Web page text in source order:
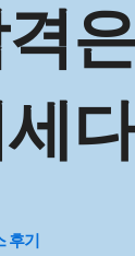
은
후기